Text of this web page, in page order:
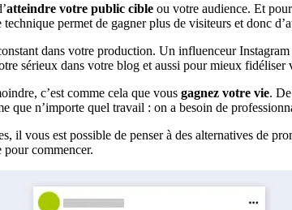
atteindre votre public cible ou votre audience. Et
permet de gagner plus de visiteurs et donc
dans votre production. Un influenceur
sérieux dans votre blog et aussi pour mieux
c’est comme cela que vous gagnez votre vie.
que n’importe quel travail : on a besoin de
il vous est possible de penser à des alternatives de
pour commencer.